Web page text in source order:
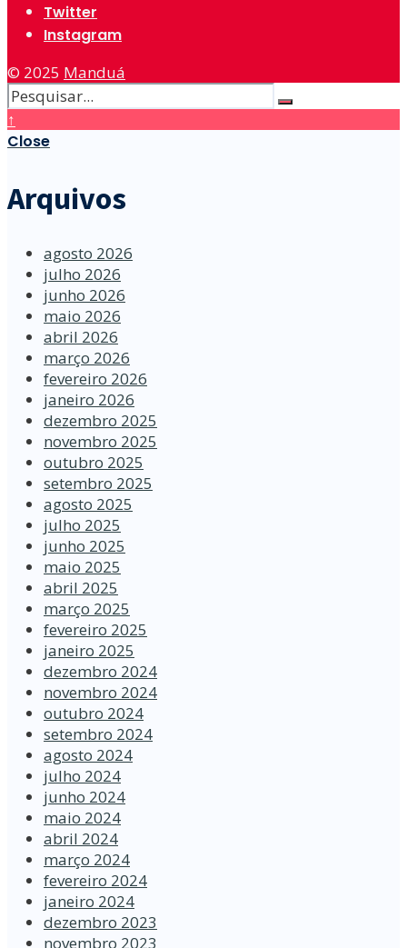
Twitter
Instagram
© 2025 Manduá
↑
Close
Arquivos
agosto 2026
julho 2026
junho 2026
maio 2026
abril 2026
março 2026
fevereiro 2026
janeiro 2026
dezembro 2025
novembro 2025
outubro 2025
setembro 2025
agosto 2025
julho 2025
junho 2025
maio 2025
abril 2025
março 2025
fevereiro 2025
janeiro 2025
dezembro 2024
novembro 2024
outubro 2024
setembro 2024
agosto 2024
julho 2024
junho 2024
maio 2024
abril 2024
março 2024
fevereiro 2024
janeiro 2024
dezembro 2023
novembro 2023